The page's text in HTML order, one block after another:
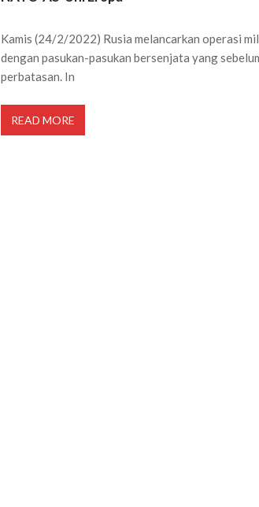
Kamis (24/2/2022) Rusia melancarkan operasi
dengan pasukan-pasukan bersenjata yang
perbatasan. In
READ MORE